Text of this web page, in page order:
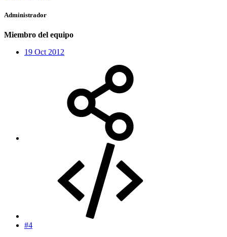
Administrador
Miembro del equipo
19 Oct 2012
#4